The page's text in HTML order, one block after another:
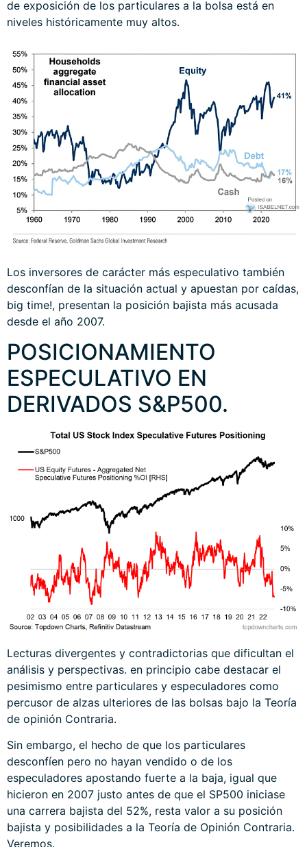
de exposición de los particulares a la bolsa está en
niveles históricamente muy altos.
Los inversores de carácter más especulativo también
desconfían de la situación actual y apuestan por caídas,
big time!, presentan la posición bajista más acusada
desde el año 2007.
POSICIONAMIENTO
ESPECULATIVO EN
DERIVADOS S&P500.
Lecturas divergentes y contradictorias que dificultan el
análisis y perspectivas. en principio cabe destacar el
pesimismo entre particulares y especuladores como
percusor de alzas ulteriores de las bolsas bajo la Teoría
de opinión Contraria.
Sin embargo, el hecho de que los particulares
desconfíen pero no hayan vendido o de los
especuladores apostando fuerte a la baja, igual que
hicieron en 2007 justo antes de que el SP500 iniciase
una carrera bajista del 52%, resta valor a su posición
bajista y posibilidades a la Teoría de Opinión Contraria.
Veremos.